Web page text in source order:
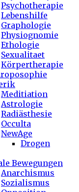
Psychotherapie
Lebenshilfe
Graphologie
Physiognomie
Ethologie
Sexualitaet
Körpertherapie
Meditiation
Astrologie
Radiästhesie
Occulta
NewAge
Drogen
Bewegungen
Anarchismus
Sozialismus